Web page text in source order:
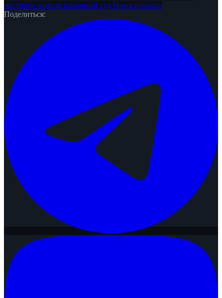
местного жителя районный суд Новосибирска
Поделиться: